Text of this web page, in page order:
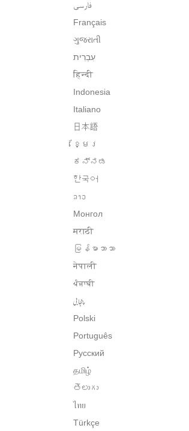
فارسی
Français
ગુજરાતી
हिन्दी
Indonesia
Italiano
日本語
ខ្មែរ
ಕನ್ನಡ
한국어
ລາວ
Монгол
मराठी
မြန်မာဘာသာ
नेपाली
ਪੰਜਾਬੀ
پنجابی
Polski
Português
Русский
தமிழ்
తెలుగు
ไทย
Türkçe